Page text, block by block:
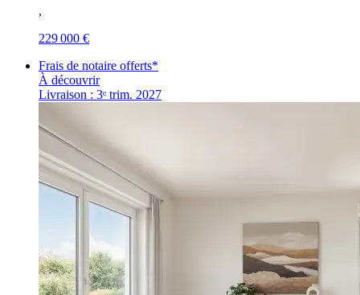
,
229 000 €
Frais de notaire offerts*
À découvrir
Livraison : 3ᵉ trim. 2027